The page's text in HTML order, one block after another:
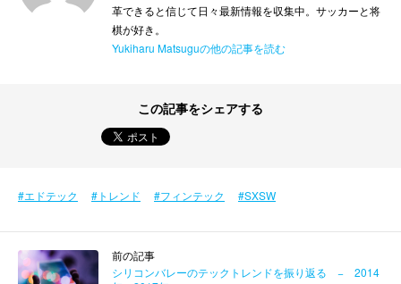
革できると信じて日々最新情報を収集中。サッカーと将
棋が好き。
Yukiharu Matsuguの他の記事を読む
この記事をシェアする
エドテック トレンド フィンテック SXSW
前の記事
シリコンバレーのテックトレンドを振り返る − 2014